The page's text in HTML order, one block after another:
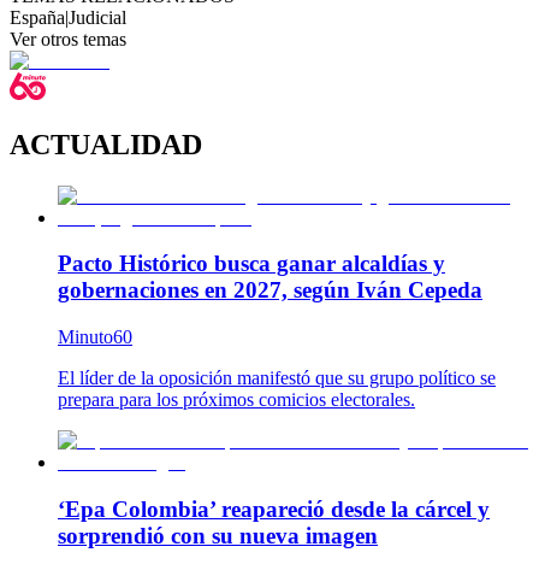
España|Judicial
Ver otros temas
ACTUALIDAD
Pacto Histórico busca ganar alcaldías y
gobernaciones en 2027, según Iván Cepeda
Minuto60
El líder de la oposición manifestó que su grupo político se
prepara para los próximos comicios electorales.
‘Epa Colombia’ reapareció desde la cárcel y
sorprendió con su nueva imagen